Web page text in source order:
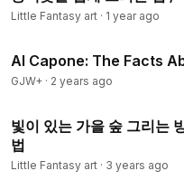
Little Fantasy art · 1 year ago
Al Capone: The Facts
GJW+ · 2 years ago
빛이 있는 가을 숲 그리는
법
Little Fantasy art · 3 years ago